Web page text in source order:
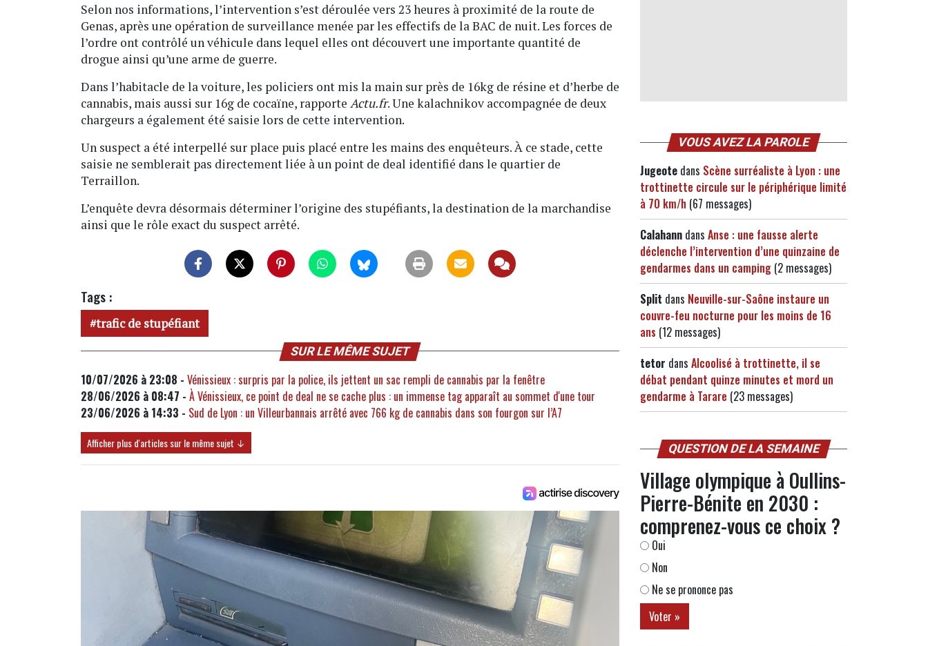
Selon nos informations, l’intervention s’est déroulée vers 23 heures à proximité de la route de
Genas, après une opération de surveillance menée par les effectifs de la BAC de nuit. Les forces de
l’ordre ont contrôlé un véhicule dans lequel elles ont découvert une importante quantité de
drogue ainsi qu’une arme de guerre.
Dans l’habitacle de la voiture, les policiers ont mis la main sur près de 16kg de résine et d’herbe de
cannabis, mais aussi sur 16g de cocaïne, rapporte Actu.fr. Une kalachnikov accompagnée de deux
chargeurs a également été saisie lors de cette intervention.
Un suspect a été interpellé sur place puis placé entre les mains des enquêteurs. À ce stade, cette
saisie ne semblerait pas directement liée à un point de deal identifié dans le quartier de
Terraillon.
L’enquête devra désormais déterminer l’origine des stupéfiants, la destination de la marchandise
ainsi que le rôle exact du suspect arrêté.
Tags :
trafic de stupéfiant
SUR LE MÊME SUJET
10/07/2026 à 23:08 - Vénissieux : surpris par la police, ils jettent un sac rempli de cannabis par la fenêtre
28/06/2026 à 08:47 - À Vénissieux, ce point de deal ne se cache plus : un immense tag apparaît au sommet d'une tour
23/06/2026 à 14:33 - Sud de Lyon : un Villeurbannais arrêté avec 766 kg de cannabis dans son fourgon sur l’A7
Afficher plus d'articles sur le même sujet ↓
VOUS AVEZ LA PAROLE
Jugeote dans Scène surréaliste à Lyon : une
trottinette circule sur le périphérique limité
à 70 km/h (67 messages)
Calahann dans Anse : une fausse alerte
déclenche l’intervention d’une quinzaine de
gendarmes dans un camping (2 messages)
Split dans Neuville-sur-Saône instaure un
couvre-feu nocturne pour les moins de 16
ans (12 messages)
tetor dans Alcoolisé à trottinette, il se
débat pendant quinze minutes et mord un
gendarme à Tarare (23 messages)
QUESTION DE LA SEMAINE
Village olympique à Oullins-
Pierre-Bénite en 2030 :
comprenez-vous ce choix ?
Oui
Non
Ne se prononce pas